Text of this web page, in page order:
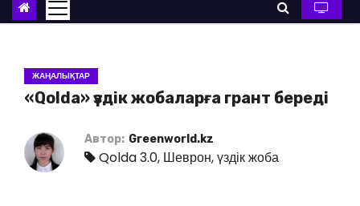
ЖАҢАЛЫҚТАР
«Qolda» үздік жобаларға грант береді
Автор: Greenworld.kz
Qolda 3.0, Шеврон,үздік жоба